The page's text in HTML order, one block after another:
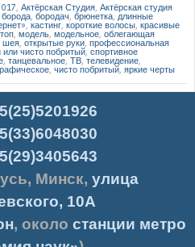
Актёрская Студия Актёрская студия
борода бородач брюнетка длинные
, кастинг короткие волосы красивые
модель модельное облегающая
шея открытые руки профессиональная
чисто побритый спортивное
танцевальное ТВ ,телевидение
чисто побритый, яркие черты
, Минск, улица
10А
, около станции метро